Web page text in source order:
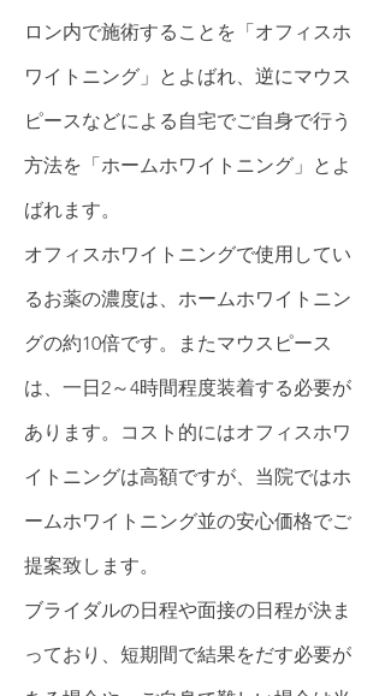
ロン内で施術することを「オフィスホ
ワイトニング」とよばれ、逆にマウス
ピースなどによる自宅でご自身で行う
方法を「ホームホワイトニング」とよ
ばれます。
オフィスホワイトニングで使用してい
るお薬の濃度は、ホームホワイトニン
グの約10倍です。またマウスピース
は、一日2～4時間程度装着する必要が
あります。コスト的にはオフィスホワ
イトニングは高額ですが、当院ではホ
ームホワイトニング並の安心価格でご
提案致します。
ブライダルの日程や面接の日程が決ま
っており、短期間で結果をだす必要が